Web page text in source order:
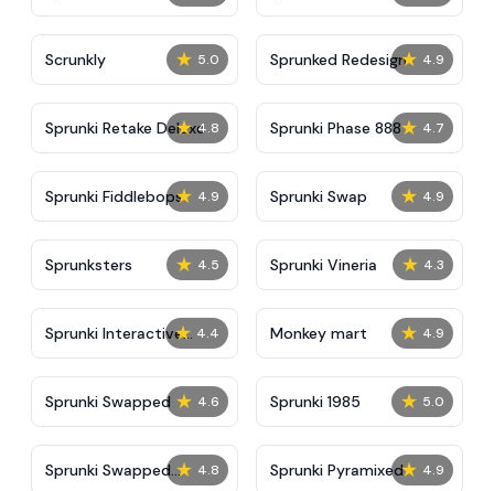
Update
★ 5.0
Scrunkly ★ 4.9
Sprunked Redesign
★ 4.8
Sprunki Retake Deluxe ★ 4.7
Sprunki Phase 888
★ 4.9
Sprunki Fiddlebops ★ 4.9
Sprunki Swap
★ 4.5
Sprunksters ★ 4.3
Sprunki Vineria
★ 4.4
Sprunki Interactive
Tunner
★ 4.9
Monkey mart
★ 4.6
Sprunki Swapped ★ 5.0
Sprunki 1985
★ 4.8
Sprunki Swapped
★ 4.9
Sprunki Pyramixed